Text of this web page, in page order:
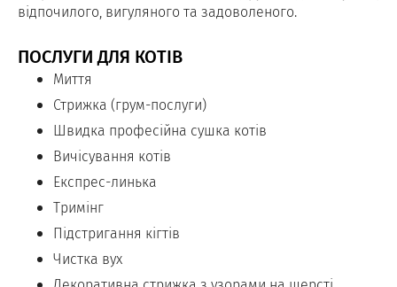
відпочилого, вигуляного та задоволеного.
ПОСЛУГИ ДЛЯ КОТІВ
Миття
Стрижка (грум-послуги)
Швидка професійна сушка котів
Вичісування котів
Експрес-линька
Тримінг
Підстригання кігтів
Чистка вух